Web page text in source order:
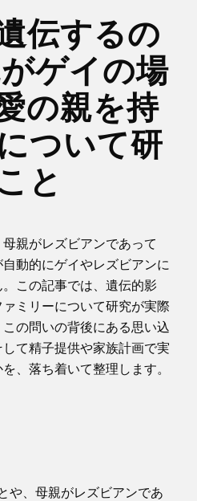
伝するの
ゲイの場
の親を持
ついて研
と
親がレズビアンであって
動的にゲイやレズビアンに
この記事では、遺伝的影
ミリーについて研究が実際
の問いの背後にある思い込
て精子提供や家族計画で実
、落ち着いて整理します。
や、母親がレズビアンであ